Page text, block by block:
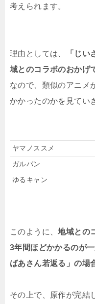
考えられます。
理由としては、
「じ
域とのコラボのおかげ
なので、類似のアニメ
かかったのかを見てい
ヤマノススメ
ガルパン
ゆるキャン
このように、地域との
3年間ほどかかるのが
ばあさん若返る」の場
その上で、原作が完結